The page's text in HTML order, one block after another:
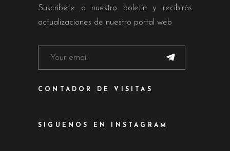
Suscríbete a nuestro boletín y recibirás
actualizaciones de nuestro portal web
CONTADOR DE VISITAS
SIGUENOS EN INSTAGRAM